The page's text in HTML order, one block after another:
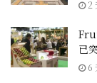
2
已
6